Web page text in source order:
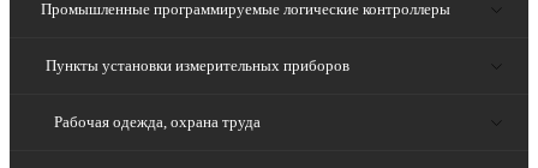
Промышленные программируемые логические контроллеры
Пункты установки измерительных приборов
Рабочая одежда, охрана труда